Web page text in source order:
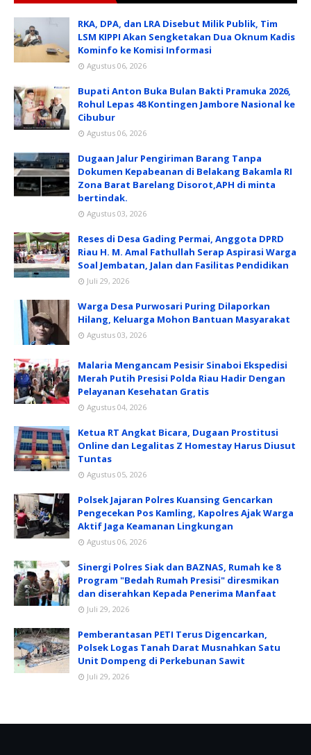
RKA, DPA, dan LRA Disebut Milik Publik, Tim
LSM KIPPI Akan Sengketakan Dua Oknum Kadis
Kominfo ke Komisi Informasi
Agustus 06, 2026
Bupati Anton Buka Bulan Bakti Pramuka 2026,
Rohul Lepas 48 Kontingen Jambore Nasional ke
Cibubur
Agustus 06, 2026
Dugaan Jalur Pengiriman Barang Tanpa
Dokumen Kepabeanan di Belakang Bakamla RI
Zona Barat Barelang Disorot,APH di minta
bertindak.
Agustus 03, 2026
Reses di Desa Gading Permai, Anggota DPRD
Riau H. M. Amal Fathullah Serap Aspirasi Warga
Soal Jembatan, Jalan dan Fasilitas Pendidikan
Juli 29, 2026
Warga Desa Purwosari Puring Dilaporkan
Hilang, Keluarga Mohon Bantuan Masyarakat
Agustus 03, 2026
Malaria Mengancam Pesisir Sinaboi Ekspedisi
Merah Putih Presisi Polda Riau Hadir Dengan
Pelayanan Kesehatan Gratis
Agustus 04, 2026
Ketua RT Angkat Bicara, Dugaan Prostitusi
Online dan Legalitas Z Homestay Harus Diusut
Tuntas
Agustus 05, 2026
Polsek Jajaran Polres Kuansing Gencarkan
Pengecekan Pos Kamling, Kapolres Ajak Warga
Aktif Jaga Keamanan Lingkungan
Agustus 06, 2026
Sinergi Polres Siak dan BAZNAS, Rumah ke 8
Program "Bedah Rumah Presisi" diresmikan
dan diserahkan Kepada Penerima Manfaat
Juli 29, 2026
Pemberantasan PETI Terus Digencarkan,
Polsek Logas Tanah Darat Musnahkan Satu
Unit Dompeng di Perkebunan Sawit
Juli 29, 2026